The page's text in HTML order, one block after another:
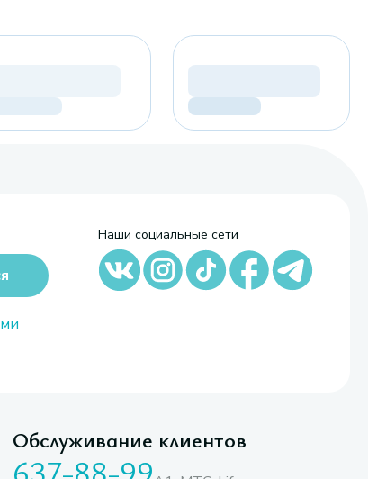
Наши социальные сети
Обслуживание клиентов